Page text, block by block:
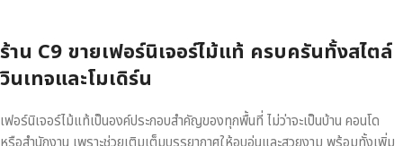
ร้าน C9 ขายเฟอร์นิเจอร์ไม้แท้ ครบครันทั้งสไตล์
วินเทจและโมเดิร์น
เฟอร์นิเจอร์ไม้แท้เป็นองค์ประกอบสำคัญของทุกพื้นที่ ไม่ว่าจะเป็นบ้าน คอนโด